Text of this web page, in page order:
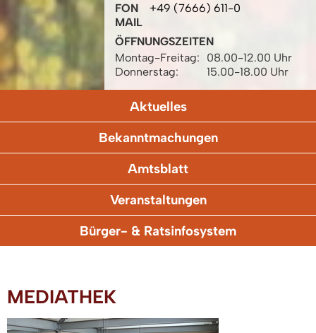
FON
+49 (7666) 611-0
MAIL
ÖFFNUNGSZEITEN
Montag-Freitag:
08.00-12.00 Uhr
Donnerstag:
15.00-18.00 Uhr
Aktuelles
Bekanntmachungen
Amtsblatt
Veranstaltungen
Bürger- & Ratsinfosystem
MEDIATHEK